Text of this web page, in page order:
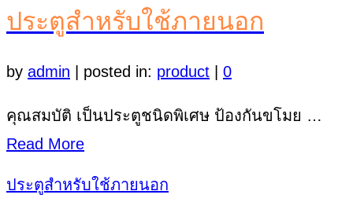
ประตูสำหรับใช้ภายนอก
by admin posted in: product 0
คุณสมบัติ เป็นประตูชนิดพิเศษ ป้องกันขโมย …
Read More
ประตูสำหรับใช้ภายนอก